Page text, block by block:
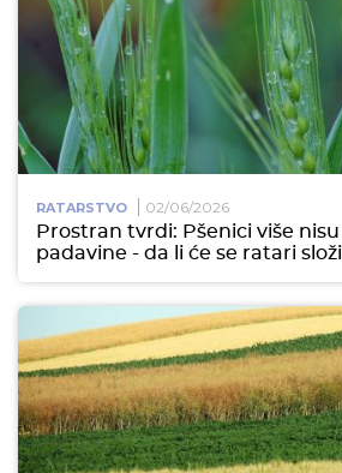
RATARSTVO 02/06/2026
Prostran tvrdi: Pšenici više
padavine - da li će se ratari